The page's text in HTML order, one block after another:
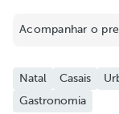
Acompanhar o
Natal Casais
Gastronomia